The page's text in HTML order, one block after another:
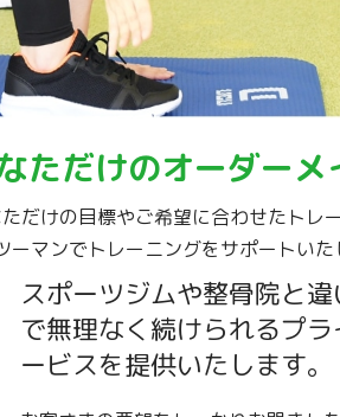
ただけのオーダーメ
だけの目標やご希望に合わせたトレ
マンでトレーニングをサポートいた
スポーツジムや整骨院と
で無理なく続けられるプ
ービスを提供いたします。